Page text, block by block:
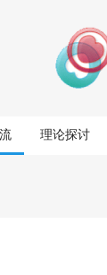
理论探讨